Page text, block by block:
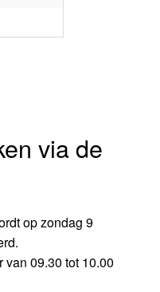
via de
op zondag 9
van 09.30 tot 10.00